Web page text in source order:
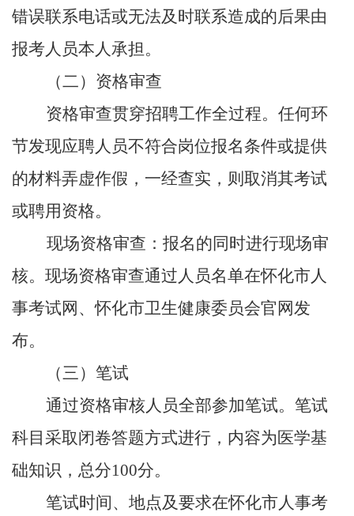
错误联系电话或无法及时联系造成的后果由
报考人员本人承担。
（二）资格审查
资格审查贯穿招聘工作全过程。任何环
节发现应聘人员不符合岗位报名条件或提供
的材料弄虚作假，一经查实，则取消其考试
或聘用资格。
现场资格审查：报名的同时进行现场审
核。现场资格审查通过人员名单在怀化市人
事考试网、怀化市卫生健康委员会官网发
布。
（三）笔试
通过资格审核人员全部参加笔试。笔试
科目采取闭卷答题方式进行，内容为 医学基
础知识，总分100分。
笔试时间、 地点及要求在怀化市人事考